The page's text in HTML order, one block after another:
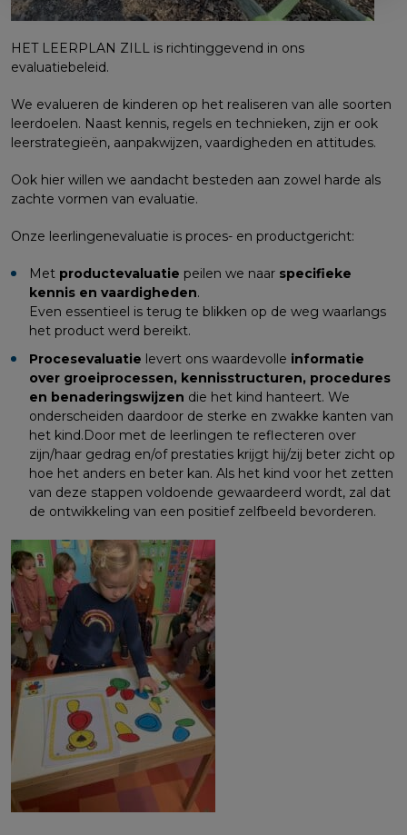
HET LEERPLAN ZILL is richtinggevend in ons
evaluatiebeleid.
We evalueren de kinderen op het realiseren van alle soorten
leerdoelen. Naast kennis, regels en technieken, zijn er ook
leerstrategieën, aanpakwijzen, vaardigheden en attitudes.
Ook hier willen we aandacht besteden aan zowel harde als
zachte vormen van evaluatie.
Onze leerlingenevaluatie is proces- en productgericht:
Met productevaluatie peilen we naar specifieke
kennis en vaardigheden.
Even essentieel is terug te blikken op de weg waarlangs
het product werd bereikt.
Procesevaluatie levert ons waardevolle informatie
over groeiprocessen, kennisstructuren, procedures
en benaderingswijzen die het kind hanteert. We
onderscheiden daardoor de sterke en zwakke kanten van
het kind.Door met de leerlingen te reflecteren over
zijn/haar gedrag en/of prestaties krijgt hij/zij beter zicht op
hoe het anders en beter kan. Als het kind voor het zetten
van deze stappen voldoende gewaardeerd wordt, zal dat
de ontwikkeling van een positief zelfbeeld bevorderen.